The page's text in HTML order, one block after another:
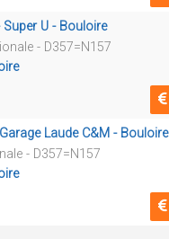
Super U - Bouloire
- D357=N157
Laude C&M - Bouloire
- D357=N157